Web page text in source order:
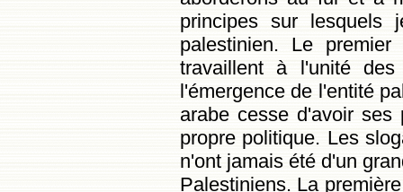
principes sur lesquels
palestinien. Le
travaillent à l'unité
l'émergence de l'entité
arabe cesse d'avoir ses
propre politique. Les
n'ont jamais été d'un
Palestiniens. La